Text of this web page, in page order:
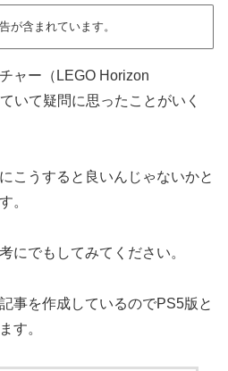
が含まれています。
ャー（LEGO Horizon
いて疑問に思ったことがいく
こうすると良いんじゃないかと
。
にでもしてみてください。
事を作成しているのでPS5版と
す。